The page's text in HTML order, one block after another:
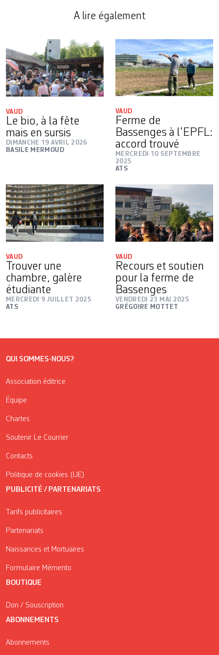
A lire également
VAUD
Le bio, à la fête
mais en sursis
DIMANCHE 19 AVRIL 2026
BASILE MERMOUD
VAUD
Ferme de
Bassenges à l’EPFL:
accord trouvé
MERCREDI 10 SEPTEMBRE
2025
ATS
VAUD
Trouver une
chambre, galère
étudiante
MERCREDI 9 JUILLET 2025
ATS
VAUD
Recours et soutien
pour la ferme de
Bassenges
VENDREDI 23 MAI 2025
GRÉGOIRE MOTTET
QUI SOMMES-NOUS?
Association éditrice
Équipe
Chartes
Soutenir Le Courrier
Contacts
Politique de cookies (UE)
PUBLICITÉ / PARTENARIATS
Tarifs publicitaires
Partenariats
Naissances et Mortuaires
Formulaire Mémento
BOUTIQUE
Don / Souscription
ABONNEMENTS
Abonnements